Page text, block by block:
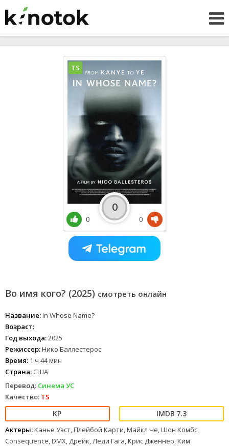
Во имя кого? (2025) смотреть онлайн
Название:In Whose Name?
Возраст:
Год выхода:2025
Режиссер:Нико Баллестерос
Время: 1 ч 44 мин
Страна: США
Перевод: Синема УС
Качество: TS
7.3
Актеры:Канье Уэст, Плейбой Карти, Майкл Че, Шон Комбс,
Consequence, DMX, Дрейк, Леди Гага, Крис Дженнер, Ким
TS
0
0
0